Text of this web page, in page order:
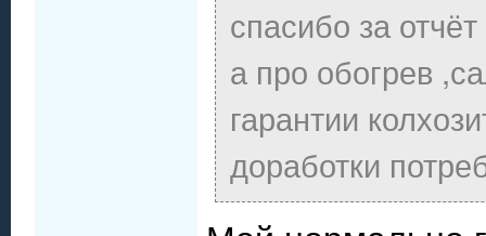
спасибо за
а про обогрев
гарантии
доработки